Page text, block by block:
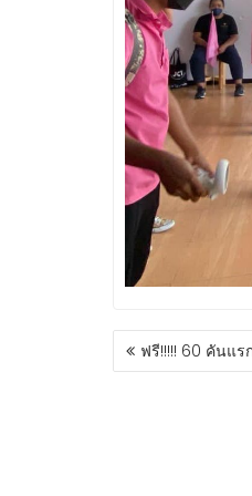
ฟรี!!!!! 60 คันแ